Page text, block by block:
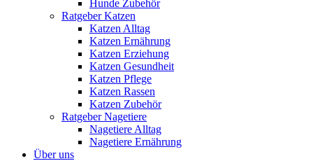
Hunde Zubehör
Ratgeber Katzen
Katzen Alltag
Katzen Ernährung
Katzen Erziehung
Katzen Gesundheit
Katzen Pflege
Katzen Rassen
Katzen Zubehör
Ratgeber Nagetiere
Nagetiere Alltag
Nagetiere Ernährung
Über uns